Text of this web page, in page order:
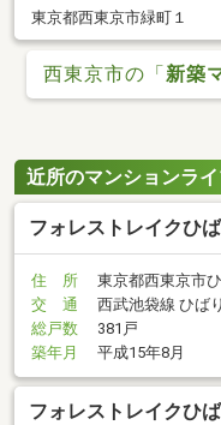
東京都西東京市緑町１
西東京市の「新築
近所のマンションラ
フォレストレイクひ
住 所
東京都西東京市
交 通
西武池袋線 ひば
総戸数
381戸
築年月
平成15年8月
フォレストレイクひ